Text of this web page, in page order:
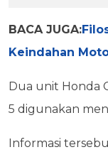
BACA JUGA:
Keindahan
Dua unit Honda
5 digunakan
Informasi